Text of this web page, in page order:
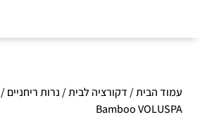
עמוד הבית/ דקורציה לבית/ נרות ריחניים
Bamboo VOLUSPA